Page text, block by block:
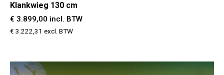
Klankwieg 130 cm
€ 3.899,00 incl. BTW
€ 3.222,31 excl. BTW